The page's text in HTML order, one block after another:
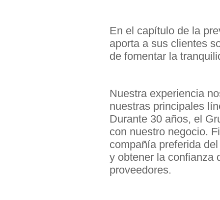
En el capítulo de la
aporta a sus clientes
de fomentar la
Nuestra experiencia
nuestras principales
Durante 30 años, el
con nuestro negocio.
compañía preferida
y obtener la confianza
proveedores.